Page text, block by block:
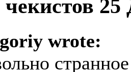
25
wrote: